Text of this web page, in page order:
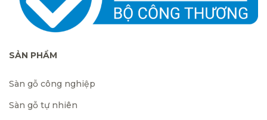
SẢN PHẨM
Sàn gỗ công nghiệp
Sàn gỗ tự nhiên